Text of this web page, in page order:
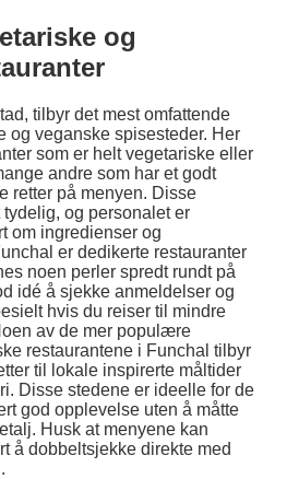
og
tilbyr det mest omfattende
og veganske spisesteder. Her
som er helt vegetariske eller
andre som har et godt
retter på menyen. Disse
og personalet er
om ingredienser og
er dedikerte restauranter
noen perler spredt rundt på
idé å sjekke anmeldelser og
hvis du reiser til mindre
av de mer populære
restaurantene i Funchal tilbyr
til lokale inspirerte måltider
Disse stedene er ideelle for de
god opplevelse uten å måtte
Husk at menyene kan
å dobbeltsjekke direkte med